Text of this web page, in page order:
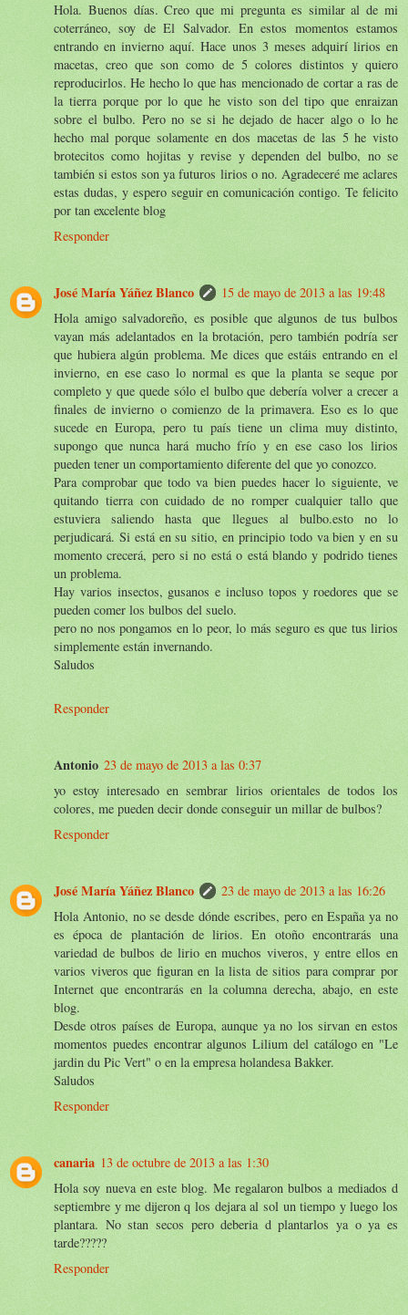
Hola. Buenos días. Creo que mi pregunta es similar al de mi
coterráneo, soy de El Salvador. En estos momentos estamos
entrando en invierno aquí. Hace unos 3 meses adquirí lirios en
macetas, creo que son como de 5 colores distintos y quiero
reproducirlos. He hecho lo que has mencionado de cortar a ras de
la tierra porque por lo que he visto son del tipo que enraizan
sobre el bulbo. Pero no se si he dejado de hacer algo o lo he
hecho mal porque solamente en dos macetas de las 5 he visto
brotecitos como hojitas y revise y dependen del bulbo, no se
también si estos son ya futuros lirios o no. Agradeceré me aclares
estas dudas, y espero seguir en comunicación contigo. Te felicito
por tan excelente blog
Responder
José María Yáñez Blanco
15 de mayo de 2013 a las 19:48
Hola amigo salvadoreño, es posible que algunos de tus bulbos
vayan más adelantados en la brotación, pero también podría ser
que hubiera algún problema. Me dices que estáis entrando en el
invierno, en ese caso lo normal es que la planta se seque por
completo y que quede sólo el bulbo que debería volver a crecer a
finales de invierno o comienzo de la primavera. Eso es lo que
sucede en Europa, pero tu país tiene un clima muy distinto,
supongo que nunca hará mucho frío y en ese caso los lirios
pueden tener un comportamiento diferente del que yo conozco.
Para comprobar que todo va bien puedes hacer lo siguiente, ve
quitando tierra con cuidado de no romper cualquier tallo que
estuviera saliendo hasta que llegues al bulbo.esto no lo
perjudicará. Si está en su sitio, en principio todo va bien y en su
momento crecerá, pero si no está o está blando y podrido tienes
un problema.
Hay varios insectos, gusanos e incluso topos y roedores que se
pueden comer los bulbos del suelo.
pero no nos pongamos en lo peor, lo más seguro es que tus lirios
simplemente están invernando.
Saludos
Responder
Antonio 23 de mayo de 2013 a las 0:37
yo estoy interesado en sembrar lirios orientales de todos los
colores, me pueden decir donde conseguir un millar de bulbos?
Responder
José María Yáñez Blanco
23 de mayo de 2013 a las 16:26
Hola Antonio, no se desde dónde escribes, pero en España ya no
es época de plantación de lirios. En otoño encontrarás una
variedad de bulbos de lirio en muchos viveros, y entre ellos en
varios viveros que figuran en la lista de sitios para comprar por
Internet que encontrarás en la columna derecha, abajo, en este
blog.
Desde otros países de Europa, aunque ya no los sirvan en estos
momentos puedes encontrar algunos Lilium del catálogo en "Le
jardin du Pic Vert" o en la empresa holandesa Bakker.
Saludos
Responder
canaria 13 de octubre de 2013 a las 1:30
Hola soy nueva en este blog. Me regalaron bulbos a mediados d
septiembre y me dijeron q los dejara al sol un tiempo y luego los
plantara. No stan secos pero deberia d plantarlos ya o ya es
tarde?????
Responder